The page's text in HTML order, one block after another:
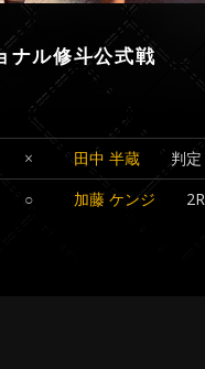
ナル修斗公式戦
× 田中 半蔵
判
○ 加藤 ケンジ